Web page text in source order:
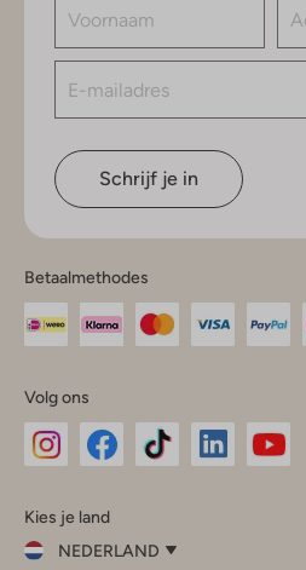
Schrijf je in
Betaalmethodes
Volg ons
InstagramFacebook
Kies je land
NEDERLAND